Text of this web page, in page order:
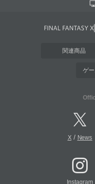
関連商品
ゲ
X/ News
Instagram